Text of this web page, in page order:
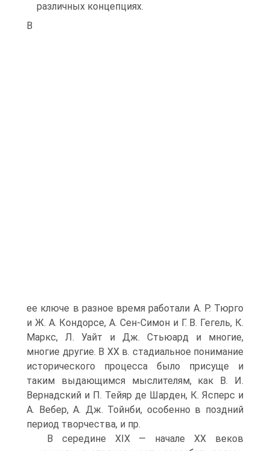
различных концепциях.
В
ее ключе в разное время работали А. Р. Тюрго
и Ж. А. Кондорсе, А. Сен-Симон и Г. В. Гегель, К.
Маркс, Л. Уайт и Дж. Стьюард и многие,
многие другие. В XX в. стадиальное понимание
исторического процесса бы­ло присуще и
таким выдающимся мыслителям, как В. И.
Вернадский и П. Тейяр де Шарден, К. Ясперс и
А. Вебер, А. Дж. Тойнби, особенно в позд­ний
период творчества, и пр.
В середине XIX — начале XX веков